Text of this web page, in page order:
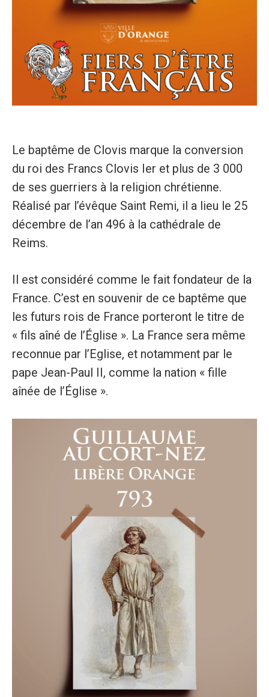
Le baptême de Clovis marque la conversion
du roi des Francs Clovis Ier et plus de 3 000
de ses guerriers à la religion chrétienne.
Réalisé par l’évêque Saint Remi, il a lieu le 25
décembre de l’an 496 à la cathédrale de
Reims.
Il est considéré comme le fait fondateur de la
France. C’est en souvenir de ce baptême que
les futurs rois de France porteront le titre de
« fils aîné de l’Église ». La France sera même
reconnue par l’Eglise, et notamment par le
pape Jean-Paul II, comme la nation « fille
aînée de l’Église ».